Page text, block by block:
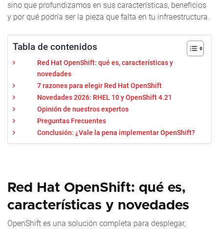
sino que profundizamos en sus características, beneficios
y por qué podría ser la pieza que falta en tu infraestructura.
Tabla de contenidos
Red Hat OpenShift: qué es, características y
novedades
7 razones para elegir Red Hat OpenShift
Novedades 2026: RHEL 10 y OpenShift 4.21
Opinión de nuestros expertos
Preguntas Frecuentes
Conclusión: ¿Vale la pena implementar OpenShift?
Red Hat OpenShift: qué es,
características y novedades
OpenShift es una solución completa para desplegar,